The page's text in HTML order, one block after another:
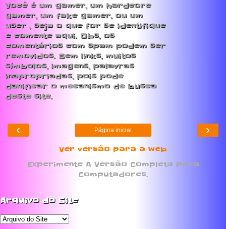
Você é um gamer, um hardcore
gamer, um fake gamer, ou um
user , seja o que for se identifique
e comente aqui. Obs, os
comentários com spam podem ser
removidos. Sem links, muitos
símbolos, imagens, palavras
inapropriadas, pois pode
danificar o mecanismo de busca
deste site.
‹ ›
Página inicial
Ver versão para a web
Experimente A Versão Completa Para
Computadores.
Arquivo do Site